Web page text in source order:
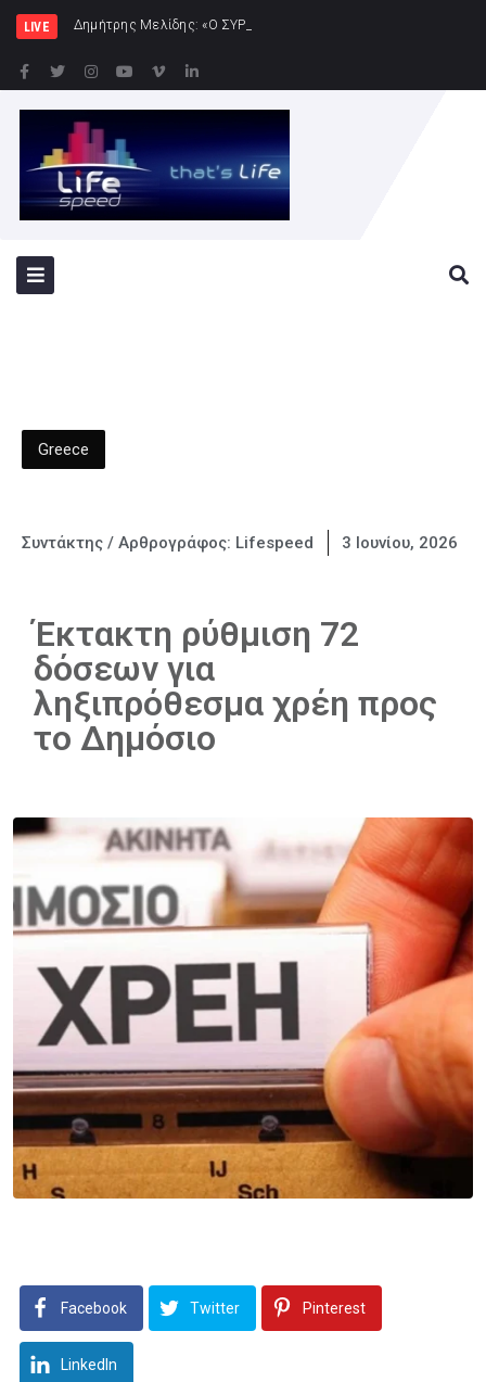
LIVE Δημήτρης Μελίδης: «Ο ΣΥΡΙΖΑ-ΠΣ είναι εδώ – πλήρης π
Greece
Συντάκτης / Αρθρογράφος: Lifespeed 3 Ιουνίου, 2026
Έκτακτη ρύθμιση 72
δόσεων για
ληξιπρόθεσμα χρέη προς
το Δημόσιο
Facebook Twitter Pinterest
LinkedIn